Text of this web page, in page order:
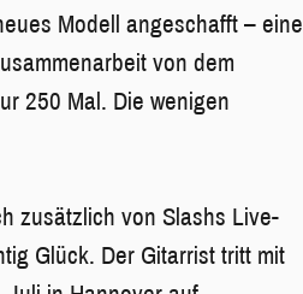
Modell angeschafft – eine
von dem
250 Mal. Die wenigen
zusätzlich von Slashs Live-
Glück. Der Gitarrist tritt mit